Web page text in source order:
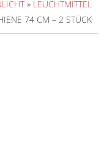
» LEUCHTMITTEL
74 CM – 2 STÜCK